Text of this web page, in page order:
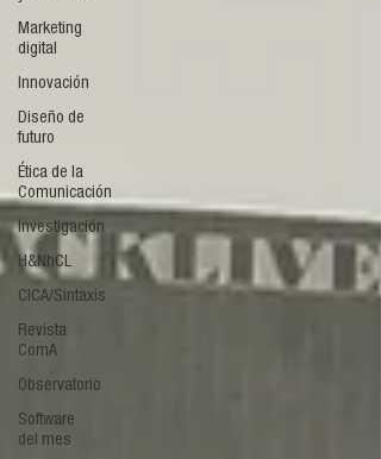
Marketing
digital
Innovación
Diseño de
futuro
Ética de la
Comunicación
Investigación
H&NhCL
CICA/Sintaxis
Revista
ComA
Observatorio
Software
del mes